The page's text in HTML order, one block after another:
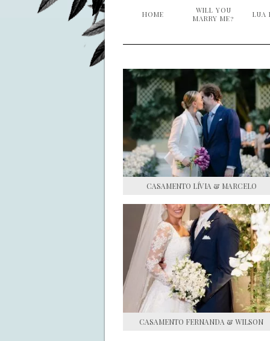
HOME
WILL YOU
MARRY ME?
LUA
CASAMENTO LÍVIA & MARCELO
CASAMENTO FERNANDA & WILSON